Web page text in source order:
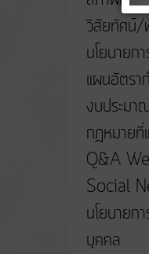
วิสัยทัศน์/
นโยบายก
แผนอัตรา
งบประมา
กฎหมายที่
Q&A
Social
นโยบายก
บุคคล